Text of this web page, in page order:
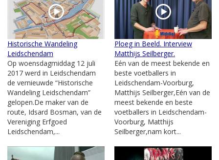
Historische Wandeling
Leidschendam
Op woensdagmiddag 12 juli
2017 werd in Leidschendam
de vernieuwde “Historische
Wandeling Leidschendam”
gelopen.De maker van de
route, Idsard Bosman, van de
Vereniging Erfgoed
Leidschendam,...
Ploeg in Beeld. Interview
Matthijs Seilberger.
Eén van de meest bekende en
beste voetballers in
Leidschendam-Voorburg,
Matthijs Seilberger,Eén van de
meest bekende en beste
voetballers in Leidschendam-
Voorburg, Matthijs
Seilberger,nam kort...